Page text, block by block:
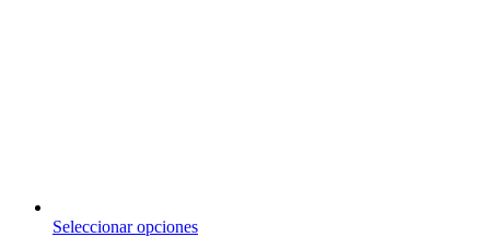
Seleccionar opcionesEste